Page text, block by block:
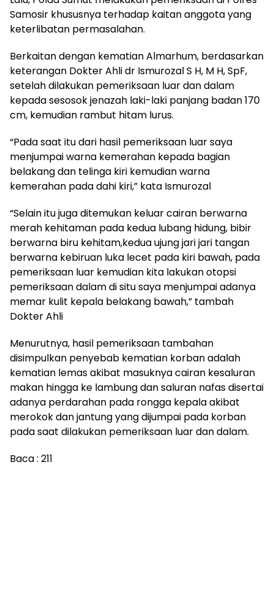
Samosir khususnya terhadap kaitan anggota yang
keterlibatan permasalahan.
Berkaitan dengan kematian Almarhum, berdasarkan
keterangan Dokter Ahli dr Ismurozal S H, M H, SpF,
setelah dilakukan pemeriksaan luar dan dalam
kepada sesosok jenazah laki-laki panjang badan 170
cm, kemudian rambut hitam lurus.
“Pada saat itu dari hasil pemeriksaan luar saya
menjumpai warna kemerahan kepada bagian
belakang dan telinga kiri kemudian warna
kemerahan pada dahi kiri,” kata Ismurozal
“Selain itu juga ditemukan keluar cairan berwarna
merah kehitaman pada kedua lubang hidung, bibir
berwarna biru kehitam,kedua ujung jari jari tangan
berwarna kebiruan luka lecet pada kiri bawah, pada
pemeriksaan luar kemudian kita lakukan otopsi
pemeriksaan dalam di situ saya menjumpai adanya
memar kulit kepala belakang bawah,” tambah
Dokter Ahli
Menurutnya, hasil pemeriksaan tambahan
disimpulkan penyebab kematian korban adalah
kematian lemas akibat masuknya cairan kesaluran
makan hingga ke lambung dan saluran nafas disertai
adanya perdarahan pada rongga kepala akibat
merokok dan jantung yang dijumpai pada korban
pada saat dilakukan pemeriksaan luar dan dalam.
Baca : 211